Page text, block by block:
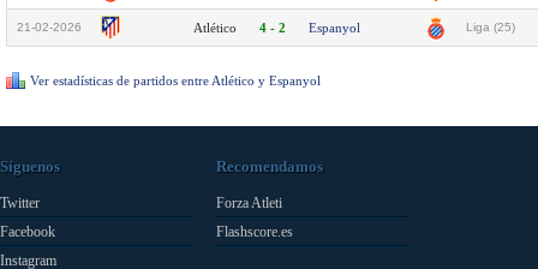
21-02-2026 Atlético 4 - 2 Espanyol Liga (25)
Ver estadísticas de partidos entre Atlético y Espanyol
Síguenos
Twitter
Facebook
Instagram
Recomendamos
Forza Atleti
Flashscore.es